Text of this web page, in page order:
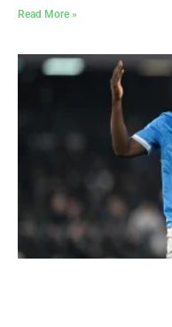
Read More »